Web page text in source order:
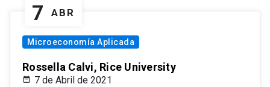
7 ABR
Microeconomía Aplicada
Rossella Calvi, Rice University
7 de Abril de 2021